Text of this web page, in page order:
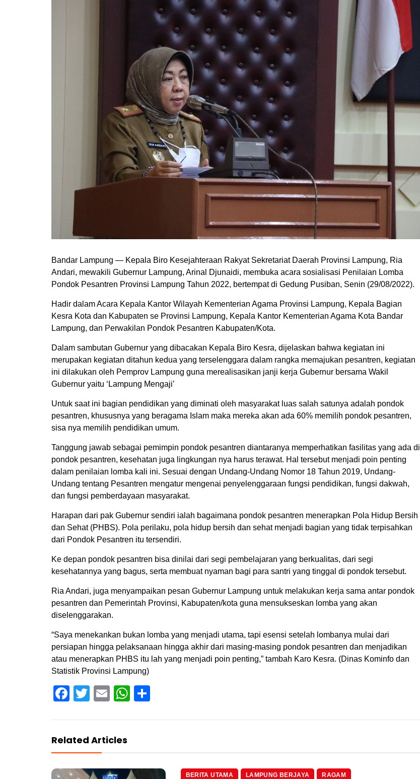
Bandar Lampung — Kepala Biro Kesejahteraan Rakyat Sekretariat Daerah Provinsi Lampung, Ria
Andari, mewakili Gubernur Lampung, Arinal Djunaidi, membuka acara sosialisasi Penilaian Lomba
Pondok Pesantren Provinsi Lampung Tahun 2022, bertempat di Gedung Pusiban, Senin (29/08/2022).
Hadir dalam Acara Kepala Kantor Wilayah Kementerian Agama Provinsi Lampung, Kepala Bagian
Kesra Kota dan Kabupaten se Provinsi Lampung, Kepala Kantor Kementerian Agama Kota Bandar
Lampung, dan Perwakilan Pondok Pesantren Kabupaten/Kota.
Dalam sambutan Gubernur yang dibacakan Kepala Biro Kesra, dijelaskan bahwa kegiatan ini
merupakan kegiatan ditahun kedua yang terselenggara dalam rangka memajukan pesantren, kegiatan
ini dilakukan oleh Pemprov Lampung guna merealisasikan janji kerja Gubernur bersama Wakil
Gubernur yaitu ‘Lampung Mengaji’
Untuk saat ini bagian pendidikan yang diminati oleh masyarakat luas salah satunya adalah pondok
pesantren, khususnya yang beragama Islam maka mereka akan ada 60% memilih pondok pesantren,
sisa nya memilih pendidikan umum.
Tanggung jawab sebagai pemimpin pondok pesantren diantaranya memperhatikan fasilitas yang ada di
pondok pesantren, kesehatan juga lingkungan nya harus terawat. Hal tersebut menjadi poin penting
dalam penilaian lomba kali ini. Sesuai dengan Undang-Undang Nomor 18 Tahun 2019, Undang-
Undang tentang Pesantren mengatur mengenai penyelenggaraan fungsi pendidikan, fungsi dakwah,
dan fungsi pemberdayaan masyarakat.
Harapan dari pak Gubernur sendiri ialah bagaimana pondok pesantren menerapkan Pola Hidup Bersih
dan Sehat (PHBS). Pola perilaku, pola hidup bersih dan sehat menjadi bagian yang tidak terpisahkan
dari Pondok Pesantren itu tersendiri.
Ke depan pondok pesantren bisa dinilai dari segi pembelajaran yang berkualitas, dari segi
kesehatannya yang bagus, serta membuat nyaman bagi para santri yang tinggal di pondok tersebut.
Ria Andari, juga menyampaikan pesan Gubernur Lampung untuk melakukan kerja sama antar pondok
pesantren dan Pemerintah Provinsi, Kabupaten/kota guna mensukseskan lomba yang akan
diselenggarakan.
“Saya menekankan bukan lomba yang menjadi utama, tapi esensi setelah lombanya mulai dari
persiapan hingga pelaksanaan hingga akhir dari masing-masing pondok pesantren dan menjadikan
atau menerapkan PHBS itu lah yang menjadi poin penting,” tambah Karo Kesra. (Dinas Kominfo dan
Statistik Provinsi Lampung)
Facebook
TwitterEmailWhatsApp
Related Articles
BERITA UTAMA LAMPUNG BERJAYA RAGAM